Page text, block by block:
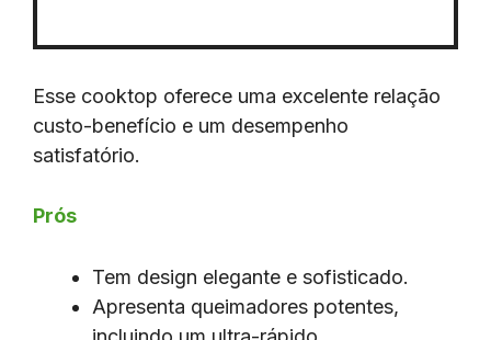
Esse cooktop oferece uma excelente relação
custo-benefício e um desempenho
satisfatório.
Prós
Tem design elegante e sofisticado.
Apresenta queimadores potentes,